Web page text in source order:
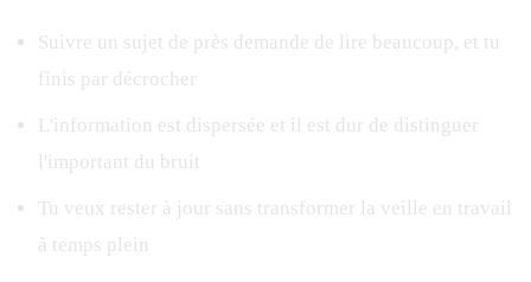
Suivre un sujet de près demande de lire beaucoup, et tu
finis par décrocher
L'information est dispersée et il est dur de distinguer
l'important du bruit
Tu veux rester à jour sans transformer la veille en travail
à temps plein